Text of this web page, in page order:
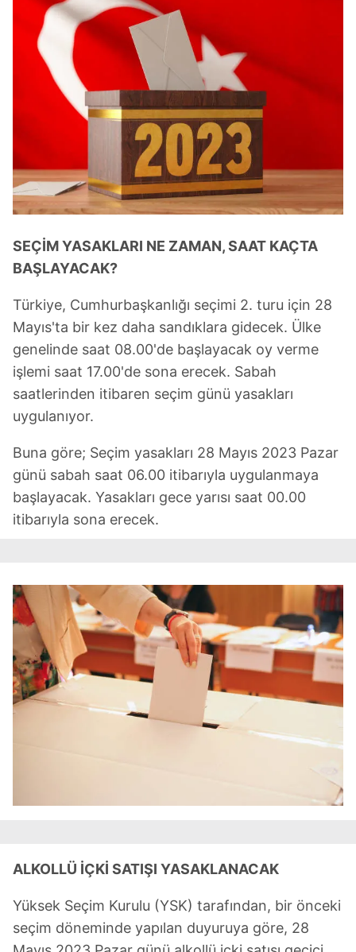
SEÇİM YASAKLARI NE ZAMAN, SAAT KAÇTA
BAŞLAYACAK?
Türkiye, Cumhurbaşkanlığı seçimi 2. turu için 28
Mayıs'ta bir kez daha sandıklara gidecek. Ülke
genelinde saat 08.00'de başlayacak oy verme
işlemi saat 17.00'de sona erecek. Sabah
saatlerinden itibaren seçim günü yasakları
uygulanıyor.
Buna göre; Seçim yasakları 28 Mayıs 2023 Pazar
günü sabah saat 06.00 itibarıyla uygulanmaya
başlayacak. Yasakları gece yarısı saat 00.00
itibarıyla sona erecek.
ALKOLLÜ İÇKİ SATIŞI YASAKLANACAK
Yüksek Seçim Kurulu (YSK) tarafından, bir önceki
seçim döneminde yapılan duyuruya göre, 28